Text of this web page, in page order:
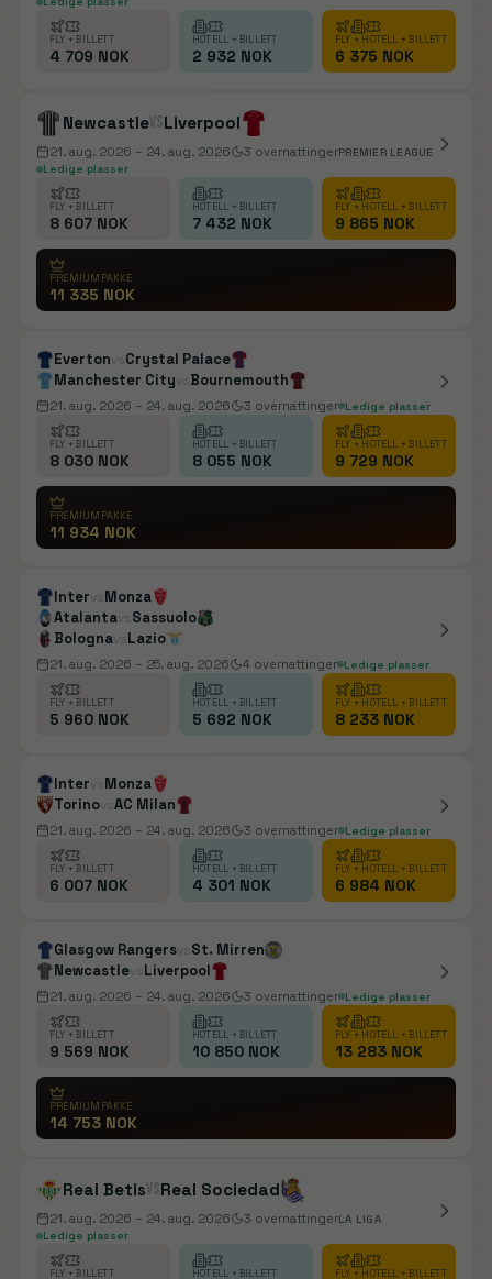
FLY + BILLETT
4 709 NOK
HOTELL + BILLETT
2 932 NOK
FLY + HOTELL + BILLETT
6 375 NOK
NewcastlevsLiverpool
21. aug. 2026 – 24. aug. 2026 3 overnattingerPREMIER LEAGUE
Ledige plasser
FLY + BILLETT
8 607 NOK
HOTELL + BILLETT
7 432 NOK
FLY + HOTELL + BILLETT
9 865 NOK
PREMIUMPAKKE
11 335 NOK
Everton vs Crystal Palace
Manchester City vs Bournemouth
21. aug. 2026 – 24. aug. 2026 3 overnattinger Ledige plasser
FLY + BILLETT
8 030 NOK
HOTELL + BILLETT
8 055 NOK
FLY + HOTELL + BILLETT
9 729 NOK
PREMIUMPAKKE
11 934 NOK
Inter vs Monza
Atalantavs Sassuolo
Bolognavs Lazio
21. aug. 2026 – 25. aug. 2026 4 overnattinger Ledige plasser
FLY + BILLETT
5 960 NOK
HOTELL + BILLETT
5 692 NOK
FLY + HOTELL + BILLETT
8 233 NOK
Inter vs Monza
Torinovs AC Milan
21. aug. 2026 – 24. aug. 2026 3 overnattinger Ledige plasser
FLY + BILLETT
6 007 NOK
HOTELL + BILLETT
4 301 NOK
FLY + HOTELL + BILLETT
6 984 NOK
Glasgow Rangersvs St. Mirren
Newcastlevs Liverpool
21. aug. 2026 – 24. aug. 2026 3 overnattinger Ledige plasser
FLY + BILLETT
9 569 NOK
HOTELL + BILLETT
10 850 NOK
FLY + HOTELL + BILLETT
13 283 NOK
PREMIUMPAKKE
14 753 NOK
Real BetisvsReal Sociedad
21. aug. 2026 – 24. aug. 2026 3 overnattingerLA LIGA
Ledige plasser
FLY + BILLETT HOTELL + BILLETT FLY + HOTELL + BILLETT